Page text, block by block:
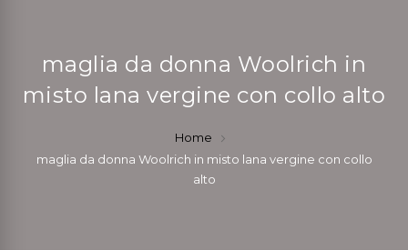
maglia da donna Woolrich in
misto lana vergine con collo alto
Home
maglia da donna Woolrich in misto lana vergine con collo
alto